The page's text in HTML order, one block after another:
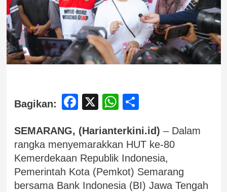
Bagikan: Facebook
X WhatsApp
SEMARANG, (Harianterkini.id) – Dalam
rangka menyemarakkan HUT ke-80
Kemerdekaan Republik Indonesia,
Pemerintah Kota (Pemkot) Semarang
bersama Bank Indonesia (BI) Jawa Tengah